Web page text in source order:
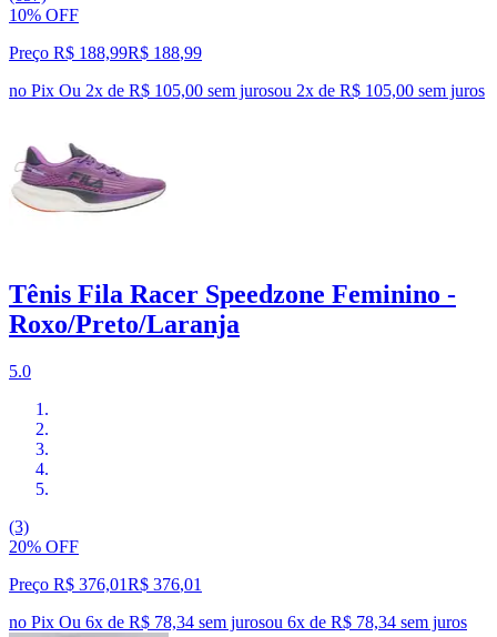
10% OFF
Preço R$ 188,99R$ 188,99
no Pix Ou 2x de R$ 105,00 sem jurosou 2x de R$ 105,00 sem juros
Tênis Fila Racer Speedzone Feminino -
Roxo/Preto/Laranja
5.0
(3)
20% OFF
Preço R$ 376,01R$ 376,01
no Pix Ou 6x de R$ 78,34 sem jurosou 6x de R$ 78,34 sem juros